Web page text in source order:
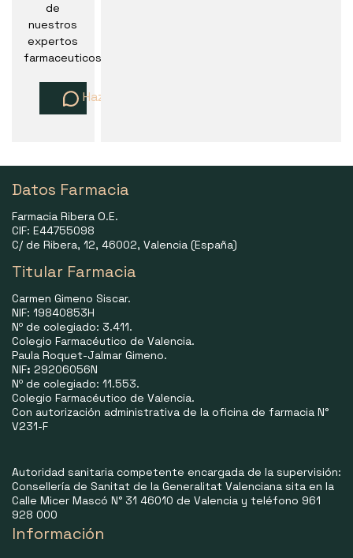
de
nuestros
expertos
farmaceuticos
Haz una pregunta
Datos Farmacia
Farmacia Ribera O.E.
CIF: E44755098
C/ de Ribera, 12, 46002, Valencia (España)
Titular Farmacia
Carmen Gimeno Siscar.
NIF: 19840853H
Nº de colegiado: 3.411.
Colegio Farmacéutico de Valencia.
Paula Roquet-Jalmar Gimeno.
NIF: 29206056N
Nº de colegiado: 11.553.
Colegio Farmacéutico de Valencia.
Con autorización administrativa de la oficina de farmacia N°
V231-F
Autoridad sanitaria competente encargada de la supervisión:
Consellería de Sanitat de la Generalitat Valenciana sita en la
Calle Micer Mascó N° 31 46010 de Valencia y teléfono 961
928 000
Información